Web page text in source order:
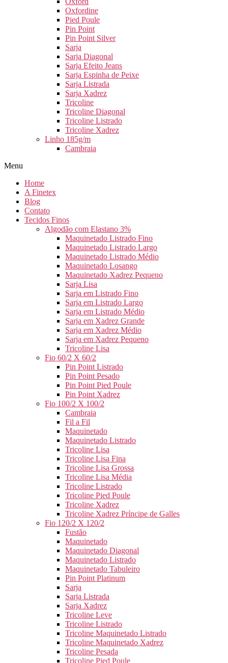
Oxfordine
Pied Poule
Pin Point
Pin Point Silver
Sarja
Sarja Diagonal
Sarja Efeito Jeans
Sarja Espinha de Peixe
Sarja Listrada
Sarja Xadrez
Tricoline
Tricoline Diagonal
Tricoline Listrado
Tricoline Xadrez
Linho 185g/m
Cambraia
Menu
Home
A Finetex
Blog
Contato
Tecidos Finos
Algodão com Elastano 3%
Maquinetado Listrado Fino
Maquinetado Listrado Largo
Maquinetado Listrado Médio
Maquinetado Losango
Maquinetado Xadrez Pequeno
Sarja Lisa
Sarja em Listrado Fino
Sarja em Listrado Largo
Sarja em Listrado Médio
Sarja em Xadrez Grande
Sarja em Xadrez Médio
Sarja em Xadrez Pequeno
Tricoline Lisa
Fio 60/2 X 60/2
Pin Point Listrado
Pin Point Pesado
Pin Point Pied Poule
Pin Point Xadrez
Fio 100/2 X 100/2
Cambraia
Fil a Fil
Maquinetado
Maquinetado Listrado
Tricoline Lisa
Tricoline Lisa Fina
Tricoline Lisa Grossa
Tricoline Lisa Média
Tricoline Listrado
Tricoline Pied Poule
Tricoline Xadrez
Tricoline Xadrez Príncipe de Galles
Fio 120/2 X 120/2
Fustão
Maquinetado
Maquinetado Diagonal
Maquinetado Listrado
Maquinetado Tabuleiro
Pin Point Platinum
Sarja
Sarja Listrada
Sarja Xadrez
Tricoline Leve
Tricoline Listrado
Tricoline Maquinetado Listrado
Tricoline Maquinetado Xadrez
Tricoline Pesada
Tricoline Pied Poule